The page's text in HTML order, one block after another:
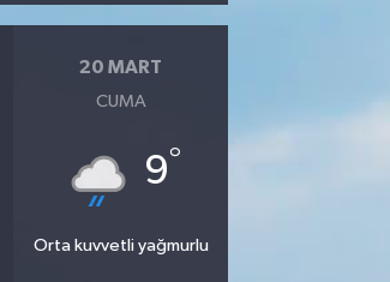
20 MART
CUMA
9°
Orta kuvvetli yağmurlu